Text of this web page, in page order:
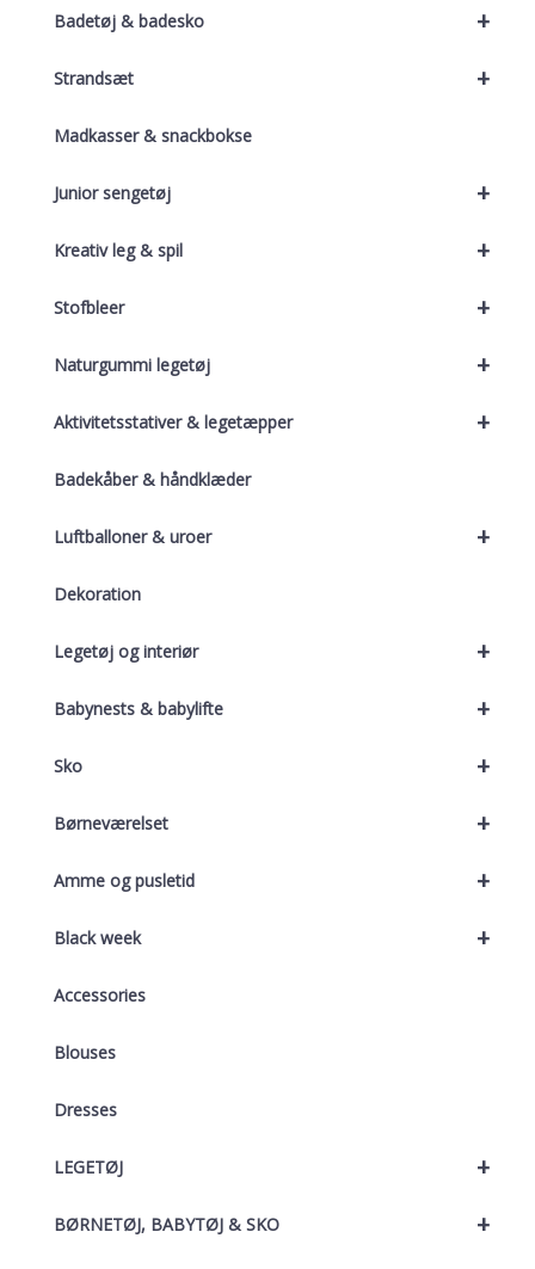
+
Badetøj & badesko
+
Strandsæt
Madkasser & snackbokse
+
Junior sengetøj
+
Kreativ leg & spil
+
Stofbleer
+
Naturgummi legetøj
+
Aktivitetsstativer & legetæpper
Badekåber & håndklæder
+
Luftballoner & uroer
Dekoration
+
Legetøj og interiør
+
Babynests & babylifte
+
Sko
+
Børneværelset
+
Amme og pusletid
+
Black week
Accessories
Blouses
Dresses
+
LEGETØJ
+
BØRNETØJ, BABYTØJ & SKO